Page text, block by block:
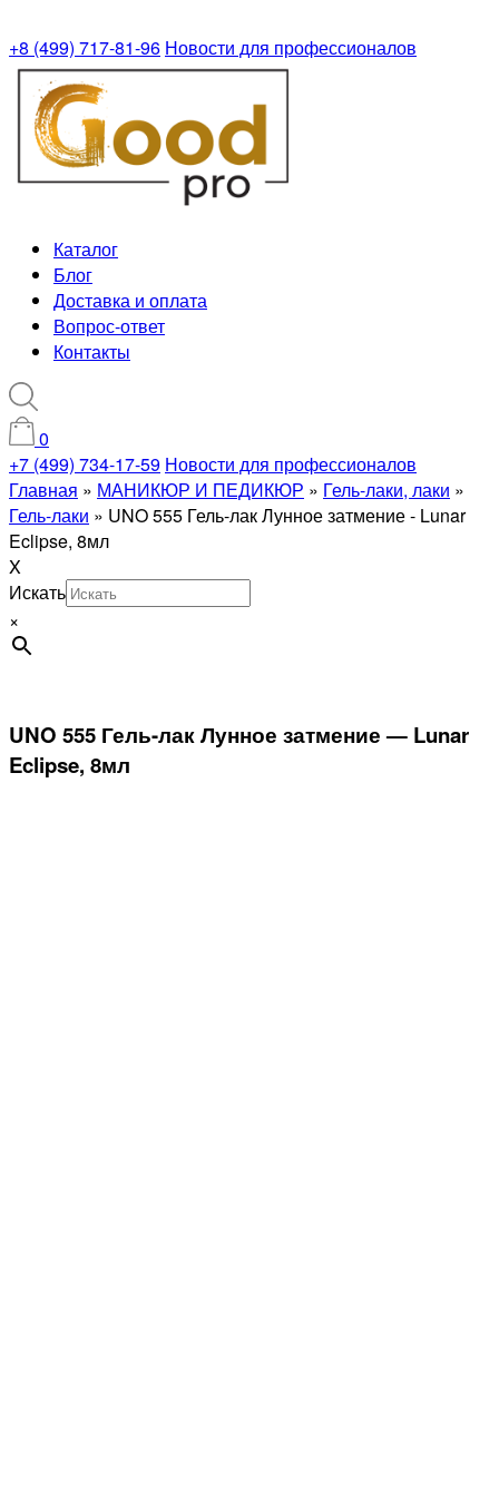
+8 (499) 717-81-96 Новости для профессионалов
Каталог
Блог
Доставка и оплата
Вопрос-ответ
Контакты
0
+7 (499) 734-17-59 Новости для профессионалов
Главная » МАНИКЮР И ПЕДИКЮР » Гель-лаки, лаки »
Гель-лаки » UNO 555 Гель-лак Лунное затмение - Lunar
Eclipse, 8мл
X
Искать
×
UNO 555 Гель-лак Лунное затмение — Lunar
Eclipse, 8мл